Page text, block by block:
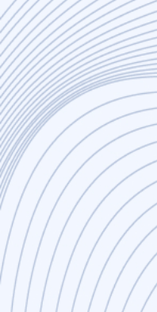
Sáng tạo
Hiệu quả
Linh hoạt